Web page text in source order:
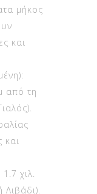
και
από τη
και
χιλ.
2